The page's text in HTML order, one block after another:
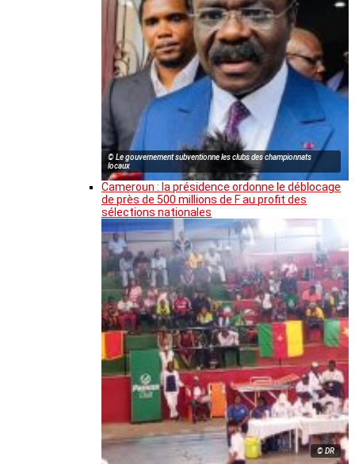
© Le gouvernement subventionne les clubs des championnats
locaux
Cameroun : la présidence ordonne le déblocage
de près de 500 millions de F au profit des
sélections nationales
© DR